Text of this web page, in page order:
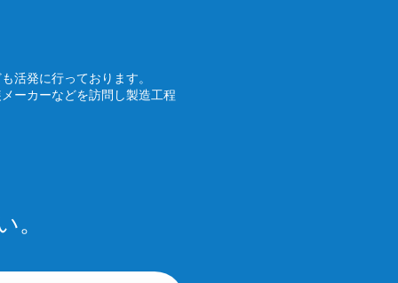
活発に行っております。
ーカーなどを訪問し製造工程